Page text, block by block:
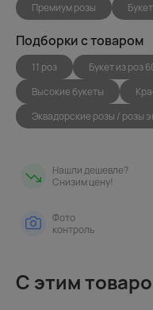
Премиум розы
Подборки с товаром
11 роз Букет из роз
Высокие букеты
Эквадорские розы / розы
Нашли дешевле?
Снизим цену!
Фото
контроль
С этим